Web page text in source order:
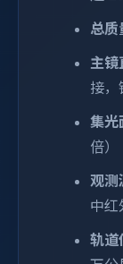
总质
主镜
接，
集光
倍）
观测
中红
轨道